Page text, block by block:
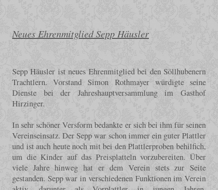
Neues Ehrenmitglied Sepp Häusler
Sepp Häusler ist neues Ehrenmitglied bei den Söllhubenern
Trachtlern. Vorstand Simon Rothmayer würdigte seine
Dienste bei der Jahreshauptversammlung im Gasthof
Hirzinger.
In sehr schöner Versform bedankte er sich bei ihm für seinen
Vereinseinsatz. Der Sepp war schon immer ein guter Plattler
und ist auch heute noch mit bei den Plattlerproben behilfich,
um die Kinder auf das Preisplatteln vorzubereiten. Über
viele Jahre hinweg hat er dem Verein stets zur Seite
gestanden. Sepp war in verschiedenen Funktionen im Verein